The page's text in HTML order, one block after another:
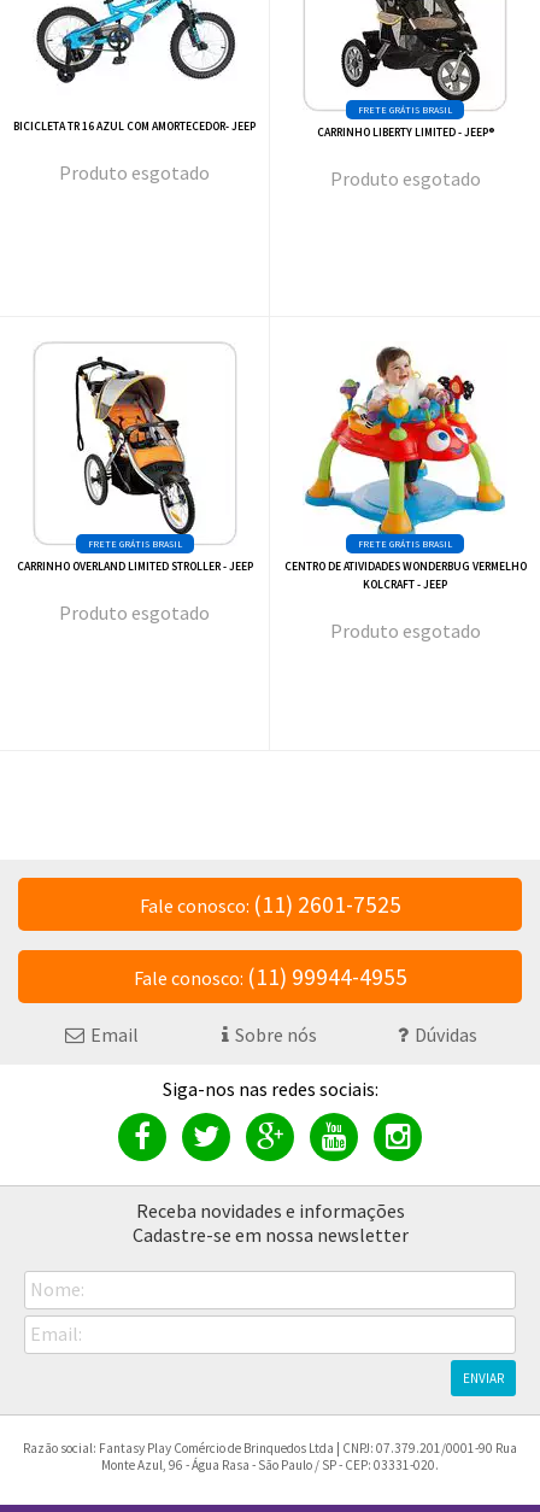
BICICLETA TR 16 AZUL COM AMORTECEDOR- JEEP
esgotado
CARRINHO LIBERTY LIMITED - JEEP®
esgotado
CARRINHO OVERLAND LIMITED STROLLER - JEEP
esgotado
CENTRO DE ATIVIDADES WONDERBUG VERMELHO
KOLCRAFT - JEEP
esgotado
Fale conosco: (11) 2601-7525
Fale conosco: (11) 99944-4955
Email Sobre nós Dúvidas
Receba novidades e informações
Cadastre-se em nossa newsletter
Nome:
Email:
ENVIAR
Razão social: Fantasy Play Comércio de Brinquedos Ltda | CNPJ: 07.379.201/0001-90 Rua
Monte Azul, 96 - Água Rasa - São Paulo / SP - CEP: 03331-020.